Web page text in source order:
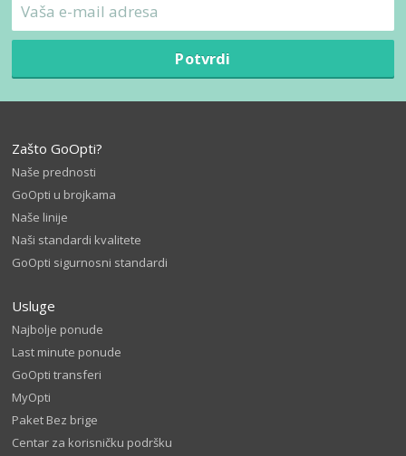
Potvrdi
Zašto GoOpti?
Naše prednosti
GoOpti u brojkama
Naše linije
Naši standardi kvalitete
GoOpti sigurnosni standardi
Usluge
Najbolje ponude
Last minute ponude
GoOpti transferi
MyOpti
Paket Bez brige
Centar za korisničku podršku